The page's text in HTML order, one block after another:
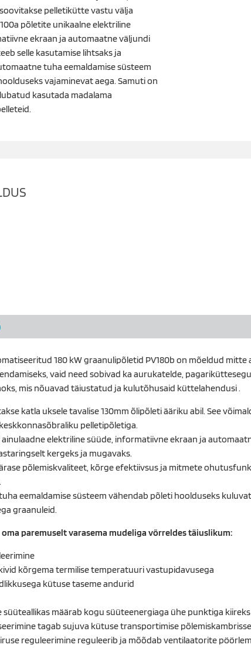
pelletikütte vastu välja
põletite unikaalne elektriline
ekraan ja automaatne väljundi
selle kasutamise lihtsaks ja
tuha eemaldamise süsteem
vajaminevat aega. Samuti on
kasutada madalama
180 kW graanulipõletid PV180b on mõeldud
vaid need sobivad ka aurukatelde,
mis nõuavad täiustatud ja kulutõhusaid küttelahendusi .
katla uksele tavalise 130mm õlipõleti ääriku abil. See
pelletipõletiga.
ainulaadne elektriline süüde, informatiivne ekraan ja
kergeks ja mugavaks.
põlemiskvaliteet, kõrge efektiivsus ja mitmete
eemaldamise süsteem vähendab põleti hoolduseks
graanuleid.
paremuselt varasema mudeliga võrreldes täiuslikum:
kõrgema termilise temperatuuri vastupidavusega
kütuse taseme andurid
süüteallikas määrab kogu süüteenergiaga ühe punktiga
tagab sujuva kütuse transportimise
reguleerimine reguleerib ja mõõdab ventilaatorite